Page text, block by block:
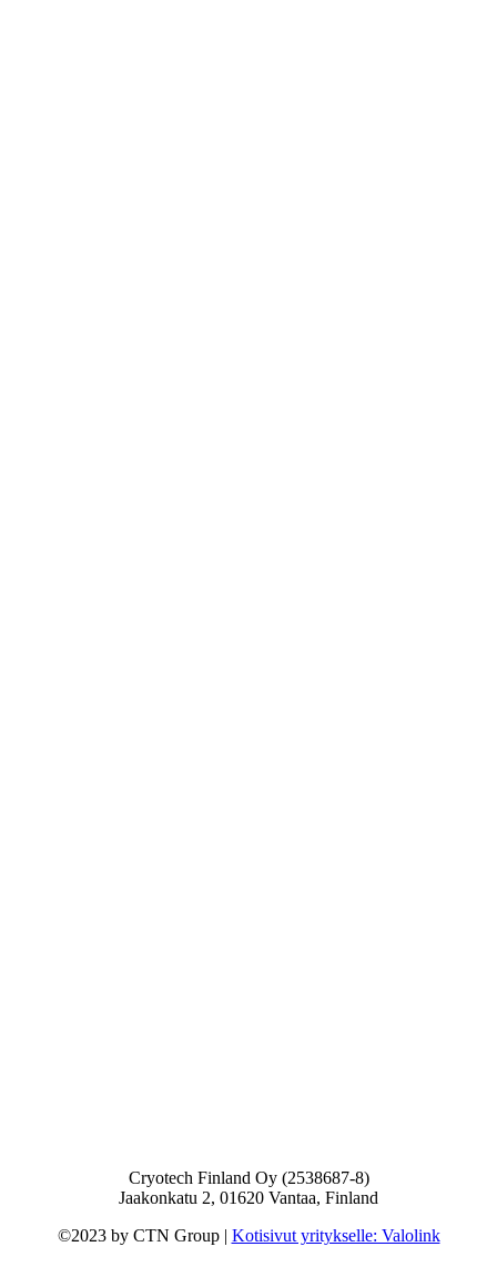
Cryotech Finland Oy (2538687-8)
Jaakonkatu 2, 01620 Vantaa, Finland
©2023 by CTN Group | Kotisivut yritykselle: Valolink